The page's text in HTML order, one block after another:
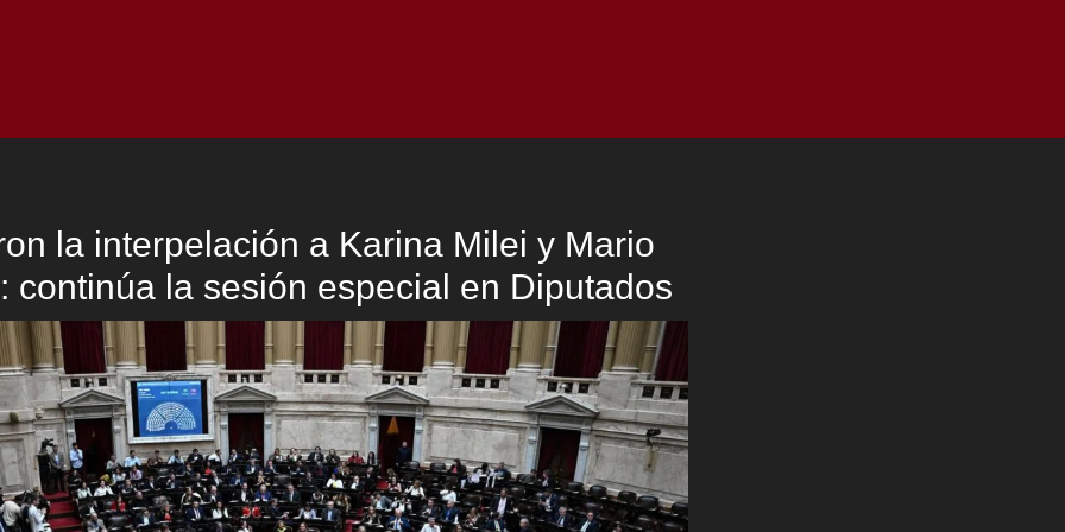
la interpelación a Karina Milei y Mario
continúa la sesión especial en Diputados